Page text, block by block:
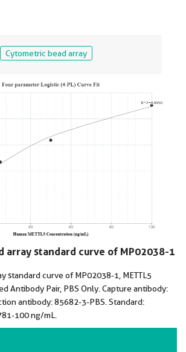
Cytometric bead array
array standard curve of MP02038-1
standard curve of MP02038-1, METTL5
Antibody Pair, PBS Only. Capture antibody:
antibody: 85682-3-PBS. Standard:
100 ng/mL.